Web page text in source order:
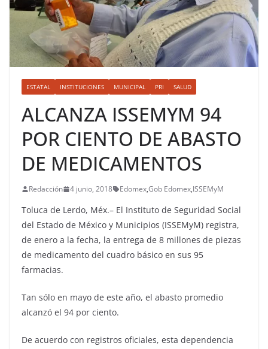
ESTATAL INSTITUCIONES MUNICIPAL PRI SALUD
ALCANZA ISSEMYM 94
POR CIENTO DE ABASTO
DE MEDICAMENTOS
Redacción 4 junio, 2018 Edomex,Gob Edomex,ISSEMyM
Toluca de Lerdo, Méx.– El Instituto de Seguridad Social
del Estado de México y Municipios (ISSEMyM) registra,
de enero a la fecha, la entrega de 8 millones de piezas
de medicamento del cuadro básico en sus 95
farmacias.
Tan sólo en mayo de este año, el abasto promedio
alcanzó el 94 por ciento.
De acuerdo con registros oficiales, esta dependencia